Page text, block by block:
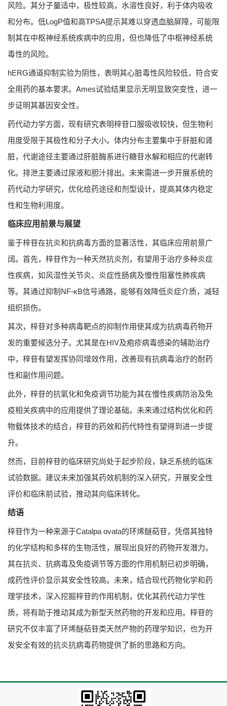
风险。其分子量适中，极性较高，水溶性良好，利于体内吸收
和分布。低LogP值和高TPSA提示其难以穿透血脑屏障，可能限
制其在中枢神经系统疾病中的应用，但也降低了中枢神经系统
毒性的风险。
hERG通道抑制实验为阴性，表明其心脏毒性风险较低，符合安
全用药的基本要求。Ames试验结果显示无明显致突变性，进一
步证明其基因安全性。
药代动力学方面，现有研究表明梓苷口服吸收较快，但生物利
用度受限于其极性和分子大小。体内分布主要集中于肝脏和肾
脏，代谢途径主要通过肝脏酶系进行糖苷水解和相应的代谢转
化。排泄主要通过尿液和胆汁排出。未来需进一步开展系统的
药代动力学研究，优化给药途径和剂型设计，提高其体内稳定
性和生物利用度。
临床应用前景与展望
鉴于梓苷在抗炎和抗病毒方面的显著活性，其临床应用前景广
阔。首先，梓苷作为一种天然抗炎剂，有望用于治疗多种炎症
性疾病，如风湿性关节炎、炎症性肠病及慢性阻塞性肺疾病
等。其通过抑制NF-κB信号通路，能够有效降低炎症介质，减轻
组织损伤。
其次，梓苷对多种病毒靶点的抑制作用使其成为抗病毒药物开
发的重要候选分子。尤其是在HIV及疱疹病毒感染的辅助治疗
中，梓苷有望发挥协同增效作用，改善现有抗病毒治疗的耐药
性和副作用问题。
此外，梓苷的抗氧化和免疫调节功能为其在慢性疾病防治及免
疫相关疾病中的应用提供了理论基础。未来通过结构优化和药
物载体技术的结合，梓苷的药效和药代特性有望得到进一步提
升。
然而，目前梓苷的临床研究尚处于起步阶段，缺乏系统的临床
试验数据。建议未来加强其药效机制的深入研究，开展安全性
评价和临床前试验，推动其向临床转化。
结语
梓苷作为一种来源于Catalpa ovata的环烯醚萜苷，凭借其独特
的化学结构和多样的生物活性，展现出良好的药物开发潜力。
其在抗炎、抗病毒及免疫调节等方面的作用机制已初步明确，
成药性评价显示其安全性较高。未来，结合现代药物化学和药
理学技术，深入挖掘梓苷的作用机制，优化其药代动力学性
质，将有助于推动其成为新型天然药物的开发和应用。梓苷的
研究不仅丰富了环烯醚萜苷类天然产物的药理学知识，也为开
发安全有效的抗炎抗病毒药物提供了新的思路和方向。